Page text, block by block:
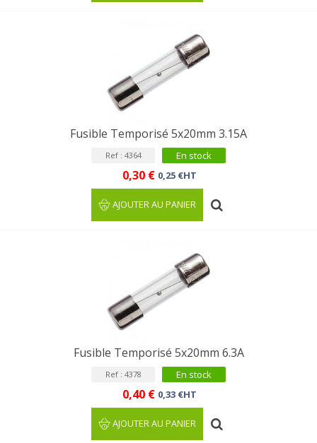
Fusible Temporisé 5x20mm 3.15A
Ref : 4364 En stock
0,30 € 0,25 €HT
AJOUTER AU PANIER
Fusible Temporisé 5x20mm 6.3A
Ref : 4378 En stock
0,40 € 0,33 €HT
AJOUTER AU PANIER